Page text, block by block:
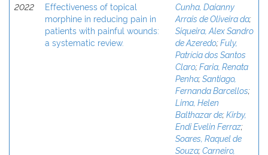
2022
Effectiveness of topical
morphine in reducing pain in
patients with painful wounds:
a systematic review.
Cunha, Daianny
Arrais de Oliveira da;
Siqueira, Alex Sandro
de Azeredo;Fuly,
Patrícia dos Santos
Claro;Faria, Renata
Penha;Santiago,
Fernanda Barcellos;
Lima, Helen
Balthazar de;Kirby,
Endi Evelin Ferraz;
Soares, Raquel de
Souza;Carneiro,